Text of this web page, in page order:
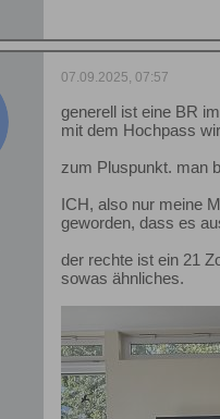
07.09.2025, 07:57
generell ist eine BR
mit dem Hochpass
zum Pluspunkt. man
ICH, also nur meine
geworden, dass es
der rechte ist ein 21
sowas ähnliches.